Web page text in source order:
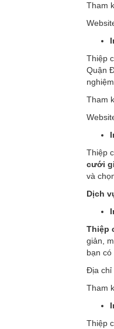
Tham
Thiệp
Quận
Tham
Thiệp
cưới
và
Dịch
Thiệp
giản,
bạn
Địa chỉ
Tham
Thiệp